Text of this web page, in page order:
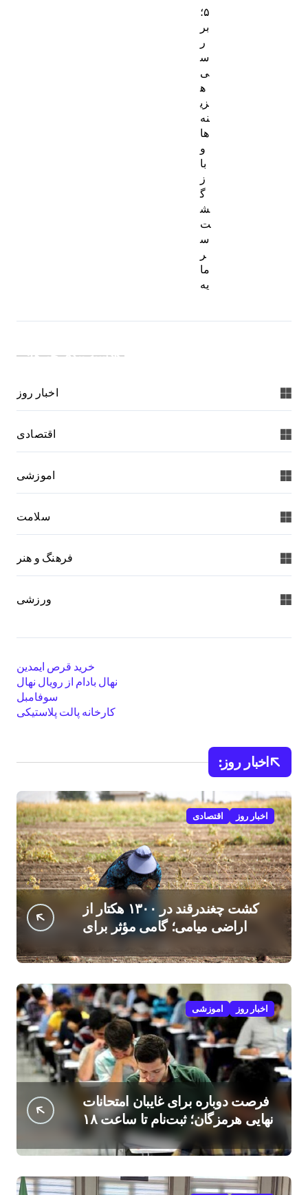
۵؛
بر
ر
س
ی
ه
زی
نه‌
ها
و
با
ز
گ
ش
ت
س
ر
ما
یه
دسته بندی خبرها:
اخبار روز
اقتصادی
اموزشی
سلامت
فرهنگ و هنر
ورزشی
خرید قرص ایمدین
نهال بادام از رویال نهال
سوفامبل
کارخانه پالت پلاستیکی
اخبار روز:
اخبار روز اقتصادی
کشت چغندرقند در ۱۳۰۰ هکتار از
اراضی میامی؛ گامی مؤثر برای
افزایش درآمد کشاورزان
اخبار روز اموزشی
فرصت دوباره برای غایبان امتحانات
نهایی هرمزگان؛ ثبت‌نام تا ساعت ۱۸
امروز